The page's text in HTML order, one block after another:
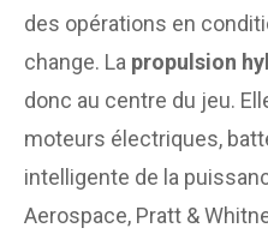
des opérations en
change. La propulsion
donc au centre du jeu.
moteurs électriques,
intelligente de la
Aerospace, Pratt &